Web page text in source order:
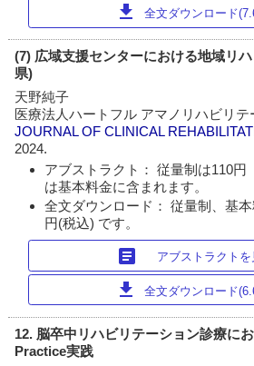
download 全文ダウンロード
(7) 広域支援センターにおける地域リ
県)
天野純子
医療法人ハートフル アマノリハビリテ
JOURNAL OF CLINICAL
2024.
アブストラクト： 従量制は110円
は基本料金に含まれます。
全文ダウンロード： 従量制、基
円(税込) です。
article アブストラクトを
download 全文ダウンロード
12. 脳卒中リハビリテーション診療に
Practice実践